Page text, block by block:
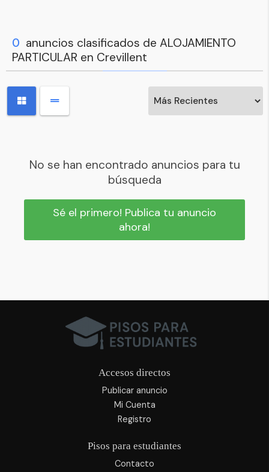
0 anuncios clasificados de ALOJAMIENTO
PARTICULAR en Crevillent
No se han encontrado anuncios para tu
búsqueda
Sé el primero! Publica tu anuncio
ahora!
Accesos directos
Publicar anuncio
Mi Cuenta
Registro
Pisos para estudiantes
Contacto